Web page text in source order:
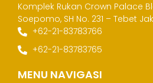
Komplek Rukan Crown Palace
Soepomo, SH No. 231 – Tebet
+62-21-83783766
+62-21-83783765
MENU NAVIGASI